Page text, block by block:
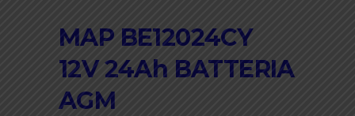
MAP BE12024CY
12V 24Ah BATTERIA
AGM